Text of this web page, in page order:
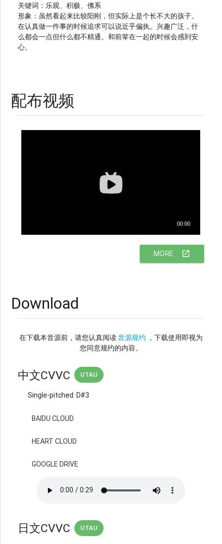
关键词：乐观、积极、佛系
形象：虽然看起来比较阳刚，但实际上是个长不大的孩子。
在认真做一件事的时候追求可以说近乎偏执。兴趣广泛，什
么都会一点但什么都不精通。和前辈在一起的时候会感到安
心。
配布视频
open_in_new
MORE
Download
在下载本音源前，请您认真阅读音源规约 ，下载使用即视为
您同意规约的内容。
中文CVVC UTAU
Single-pitched: D#3
BAIDU CLOUD
HEART CLOUD
GOOGLE DRIVE
日文CVVC UTAU